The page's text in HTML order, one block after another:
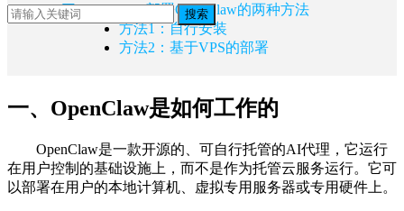
搜索
三、Hostinger部署OpenClaw的两种方法
方法1：自行安装
方法2：基于VPS的部署
一、OpenClaw是如何工作的
OpenClaw是一款开源的、可自行托管的AI代理，它运行
在用户控制的基础设施上，而不是作为托管云服务运行。它可
以部署在用户的本地计算机、虚拟专用服务器或专用硬件上。